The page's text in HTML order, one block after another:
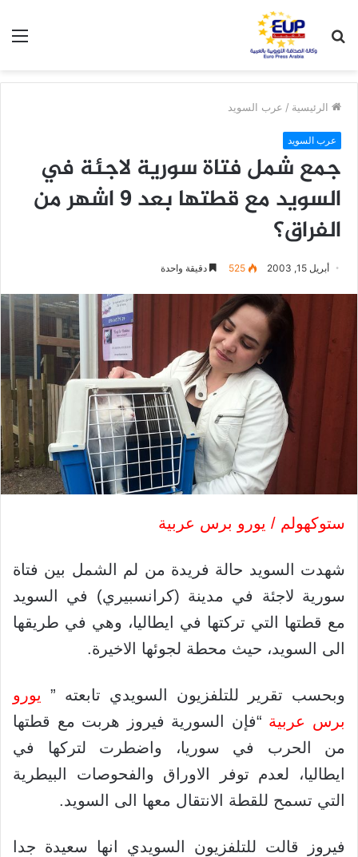
عن
الرئيسية / عرب السويد
عرب السويد
جمع شمل فتاة سورية لاجئة في
السويد مع قطتها بعد 9 اشهر من
الفراق؟
أبريل 15, 2003 525 دقيقة واحدة
ستوكهولم / يورو برس عربية
شهدت السويد حالة فريدة من لم الشمل بين فتاة
سورية لاجئة في مدينة (كرانسبيري) في السويد
مع قطتها التي تركتها في ايطاليا، وهي في طريقها
الى السويد، حيث محطة لجوئها الاخيرة.
وبحسب تقرير للتلفزيون السويدي تابعته ” يورو
برس عربية “فإن السورية فيروز هربت مع قطتها
من الحرب في سوريا، واضطرت لتركها في
ايطاليا، لعدم توفر الاوراق والفحوصات البيطرية
التي تسمح للقطة الانتقال معها الى السويد.
فيروز قالت للتلفزيون السويدي انها سعيدة جدا